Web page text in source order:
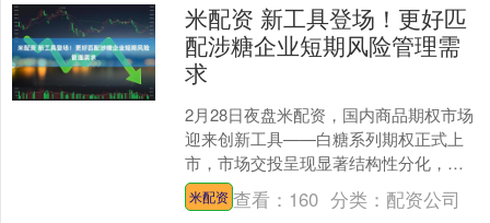
米配资 新工具登场！更好匹
配涉糖企业短期风险管理需
求
2月28日夜盘米配资，国内商品期权市场
迎来创新工具——白糖系列期权正式上
市，市场交投呈现显著结构性分化，隐
含波动率曲线扁平化，深度虚值合约异
动明显。 广发期货期....
米配资 查看： 160 分类： 配资公司